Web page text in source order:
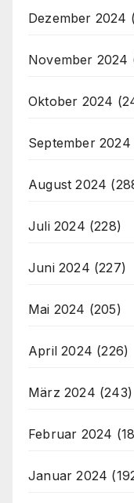
Dezember 2024
November 2024
Oktober 2024
September 2024
August 2024
Juli 2024 (228)
Juni 2024 (227)
Mai 2024 (205)
April 2024 (226)
März 2024 (243)
Februar 2024
Januar 2024